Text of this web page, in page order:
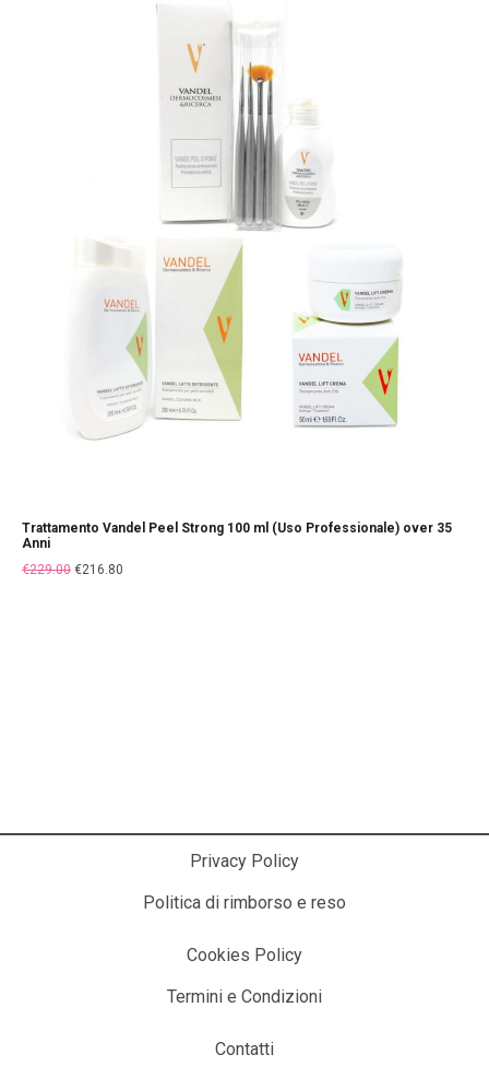
Trattamento Vandel Peel Strong 100 ml (Uso Professionale) over 35
Anni
€229.00 €216.80
Privacy Policy
Politica di rimborso e reso
Cookies Policy
Termini e Condizioni
Contatti